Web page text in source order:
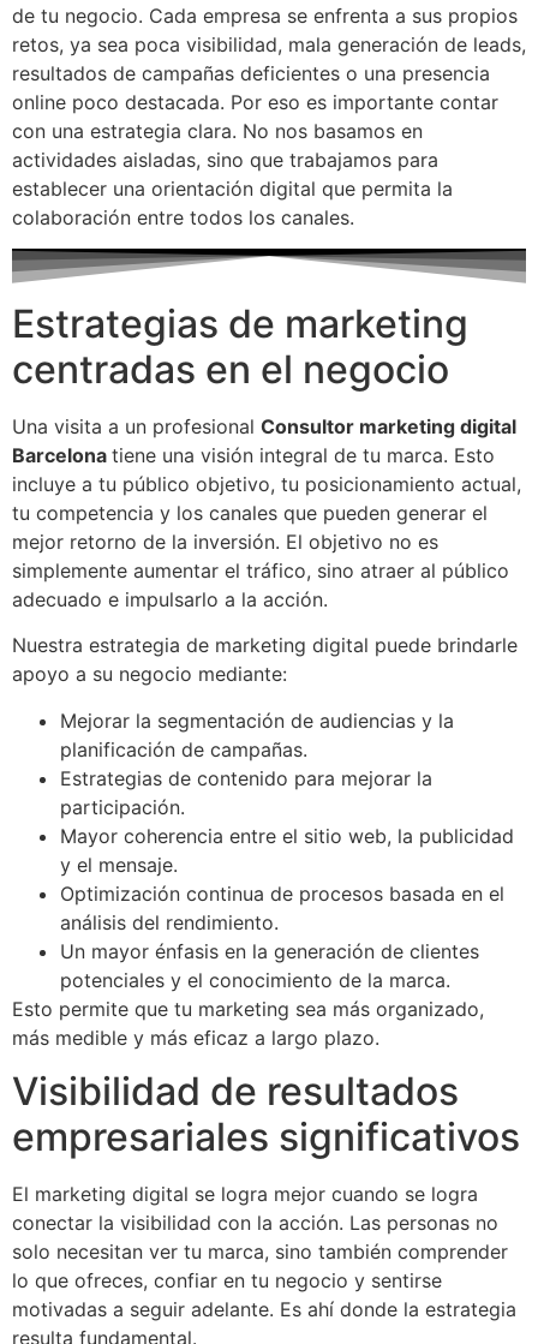
de tu negocio. Cada empresa se enfrenta a sus propios
retos, ya sea poca visibilidad, mala generación de leads,
resultados de campañas deficientes o una presencia
online poco destacada. Por eso es importante contar
con una estrategia clara. No nos basamos en
actividades aisladas, sino que trabajamos para
establecer una orientación digital que permita la
colaboración entre todos los canales.
Estrategias de marketing
centradas en el negocio
Una visita a un profesional Consultor marketing digital
Barcelona tiene una visión integral de tu marca. Esto
incluye a tu público objetivo, tu posicionamiento actual,
tu competencia y los canales que pueden generar el
mejor retorno de la inversión. El objetivo no es
simplemente aumentar el tráfico, sino atraer al público
adecuado e impulsarlo a la acción.
Nuestra estrategia de marketing digital puede brindarle
apoyo a su negocio mediante:
Mejorar la segmentación de audiencias y la
planificación de campañas.
Estrategias de contenido para mejorar la
participación.
Mayor coherencia entre el sitio web, la publicidad
y el mensaje.
Optimización continua de procesos basada en el
análisis del rendimiento.
Un mayor énfasis en la generación de clientes
potenciales y el conocimiento de la marca.
Esto permite que tu marketing sea más organizado,
más medible y más eficaz a largo plazo.
Visibilidad de resultados
empresariales significativos
El marketing digital se logra mejor cuando se logra
conectar la visibilidad con la acción. Las personas no
solo necesitan ver tu marca, sino también comprender
lo que ofreces, confiar en tu negocio y sentirse
motivadas a seguir adelante. Es ahí donde la estrategia
resulta fundamental.